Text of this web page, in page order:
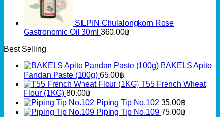
SILPIN Chulalongkorn Rose
Gastronomic Oil 30ml 360.00฿
Best Selling
BAKELS Apito
Pandan Paste (100g) 65.00฿
T55 French Wheat
Flour (1KG) 80.00฿
Piping Tip No.102 35.00฿
Piping Tip No.109 75.00฿